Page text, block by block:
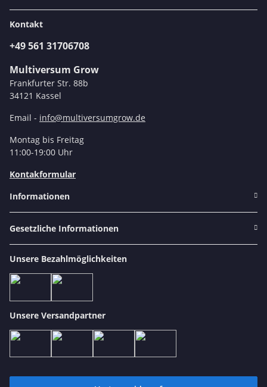
Kontakt
+49 561 31706708
Multiversum Grow
Frankfurter Str. 88b
34121 Kassel
Email - info@multiversumgrow.de
Montag bis Freitag
11:00-19:00 Uhr
Kontakformular
Informationen
Gesetzliche Informationen
Unsere Bezahlmöglichkeiten
Unsere Versandpartner